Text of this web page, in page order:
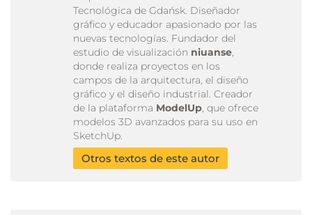
Tecnológica de Gdańsk. Diseñador
gráfico y educador apasionado por las
nuevas tecnologías. Fundador del
estudio de visualización niuanse,
donde realiza proyectos en los
campos de la arquitectura, el diseño
gráfico y el diseño industrial. Creador
de la plataforma ModelUp, que ofrece
modelos 3D avanzados para su uso en
SketchUp.
Otros textos de este autor